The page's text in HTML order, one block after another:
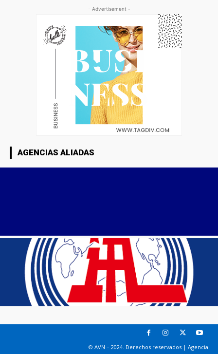
- Advertisement -
AGENCIAS ALIADAS
© AVN – 2024. Derechos reservados | Agencia